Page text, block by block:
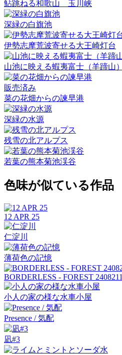
鮎跳ねる和歌山 玉川峡
深緑の白旗池
伊勢志摩荒波寄せる大王崎灯台
山池に映える蝦夷富士（羊蹄山）
販売済み
菜の花畑からの諫早港
深緑の水源
残雪の北アルプス
若葉の熊本菊池渓谷
色味が似ている作品
12 APR 25
仁淀川
薄荷色の記憶
BORDERLESS - FOREST 2408211
小人の家の様な水車小屋
Presence / 気配
凪#3